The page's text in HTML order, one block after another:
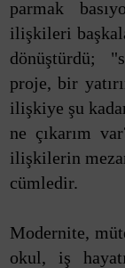
parmak
ilişkileri
dönüştürdü;
proje, bir
ilişkiye şu
ne çıkarım
ilişkilerin mezar
cümledir.
Modernite,
okul, iş